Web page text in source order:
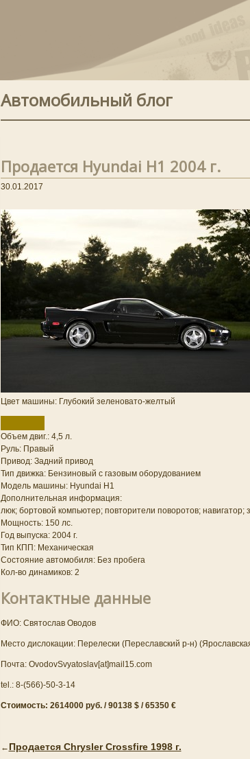
Автомобильный блог
Продается Hyundai H1 2004 г.
30.01.2017
Цвет машины: Глубокий зеленовато-желтый
Объем двиг.: 4,5 л.
Руль: Правый
Привод: Задний привод
Тип движка: Бензиновый с газовым оборудованием
Модель машины: Hyundai H1
Дополнительная информация:
люк; бортовой компьютер; повторители поворотов; навигатор;
Мощность: 150 лс.
Год выпуска: 2004 г.
Тип КПП: Механическая
Состояние автомобиля: Без пробега
Кол-во динамиков: 2
Контактные данные
ФИО: Святослав Оводов
Место дислокации: Перелески (Переславский р-н)
Почта: OvodovSvyatoslav[at]mail15.com
tel.: 8-(566)-50-3-14
Стоимость: 2614000 руб. / 90138 $ / 65350 €
← Продается Chrysler Crossfire 1998 г.